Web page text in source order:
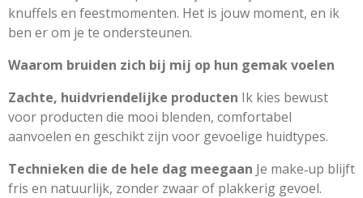
knuffels en feestmomenten. Het is jouw moment, en ik
ben er om je te ondersteunen.
Waarom bruiden zich bij mij op hun gemak voelen
Zachte, huidvriendelijke producten Ik kies bewust
voor producten die mooi blenden, comfortabel
aanvoelen en geschikt zijn voor gevoelige huidtypes.
Technieken die de hele dag meegaan Je make‑up blijft
fris en natuurlijk, zonder zwaar of plakkerig gevoel.